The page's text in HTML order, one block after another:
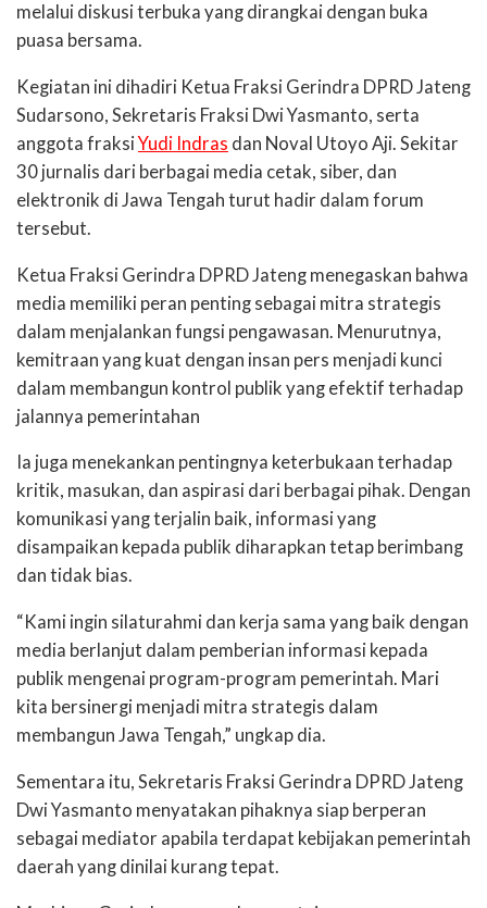
melalui diskusi terbuka yang dirangkai dengan buka
puasa bersama.
Kegiatan ini dihadiri Ketua Fraksi Gerindra DPRD Jateng
Sudarsono, Sekretaris Fraksi Dwi Yasmanto, serta
anggota fraksiYudi Indras dan Noval Utoyo Aji. Sekitar
30 jurnalis dari berbagai media cetak, siber, dan
elektronik di Jawa Tengah turut hadir dalam forum
tersebut.
Ketua Fraksi Gerindra DPRD Jateng menegaskan bahwa
media memiliki peran penting sebagai mitra strategis
dalam menjalankan fungsi pengawasan. Menurutnya,
kemitraan yang kuat dengan insan pers menjadi kunci
dalam membangun kontrol publik yang efektif terhadap
jalannya pemerintahan
Ia juga menekankan pentingnya keterbukaan terhadap
kritik, masukan, dan aspirasi dari berbagai pihak. Dengan
komunikasi yang terjalin baik, informasi yang
disampaikan kepada publik diharapkan tetap berimbang
dan tidak bias.
“Kami ingin silaturahmi dan kerja sama yang baik dengan
media berlanjut dalam pemberian informasi kepada
publik mengenai program-program pemerintah. Mari
kita bersinergi menjadi mitra strategis dalam
membangun Jawa Tengah,” ungkap dia.
Sementara itu, Sekretaris Fraksi Gerindra DPRD Jateng
Dwi Yasmanto menyatakan pihaknya siap berperan
sebagai mediator apabila terdapat kebijakan pemerintah
daerah yang dinilai kurang tepat.